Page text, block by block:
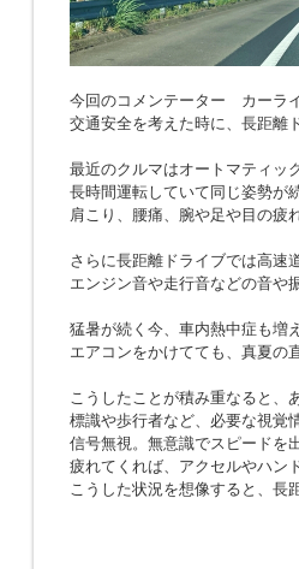
今回のコメンテーター カーラ
交通安全を考えた時に、長距離
最近のクルマはオートマティッ
長時間運転していて同じ姿勢が
肩こり、腰痛、腕や足や目の疲
さらに長距離ドライブでは高速
エンジン音や走行音などの音や
猛暑が続く今、車内熱中症も増
エアコンをかけてても、真夏の
こうしたことが積み重なると、
標識や歩行者など、必要な視覚
信号無視。無意識でスピードを
疲れてくれば、アクセルやハン
こうした状況を想像すると、長